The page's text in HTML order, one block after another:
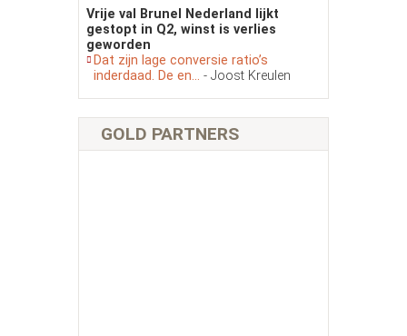
Vrije val Brunel Nederland lijkt
gestopt in Q2, winst is verlies
geworden
Dat zijn lage conversie ratio’s
inderdaad. De en... - Joost Kreulen
GOLD PARTNERS